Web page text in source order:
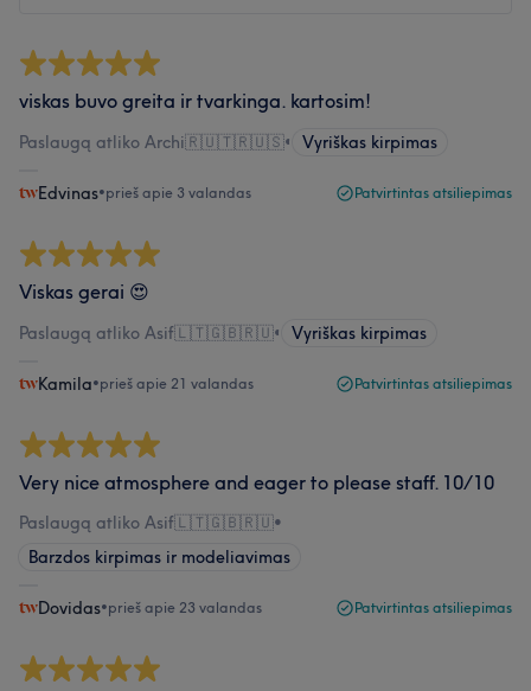
viskas buvo greita ir tvarkinga. kartosim!
Paslaugą atliko Archi🇷🇺🇹🇷🇺🇸• Vyriškas kirpimas
Edvinas•prieš apie 3 valandas Patvirtintas atsiliepimas
Viskas gerai 😍
Paslaugą atliko Asif🇱🇹🇬🇧🇷🇺• Vyriškas kirpimas
Kamila•prieš apie 21 valandas Patvirtintas atsiliepimas
Very nice atmosphere and eager to please staff. 10/10
Paslaugą atliko Asif🇱🇹🇬🇧🇷🇺•
Barzdos kirpimas ir modeliavimas
Dovidas•prieš apie 23 valandas Patvirtintas atsiliepimas